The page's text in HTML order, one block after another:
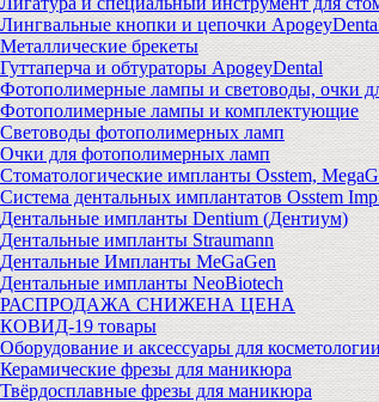
Лингвальные кнопки и цепочки
Металлические брекеты
Гуттаперча и обтураторы ApogeyDental
Фотополимерные лампы и световоды, очки
Фотополимерные лампы и комплектующие
Световоды фотополимерных ламп
Очки для фотополимерных ламп
Стоматологические импланты Osstem,
Система дентальных имплантатов Osstem
Дентальные импланты Dentium (Дентиум)
Дентальные импланты Straumann
Дентальные Импланты MeGaGen
Дентальные импланты NeoBiotech
РАСПРОДАЖА СНИЖЕНА ЦЕНА
КОВИД-19 товары
Оборудование и аксессуары для косметологии
Керамические фрезы для маникюра
Твёрдосплавные фрезы для маникюра